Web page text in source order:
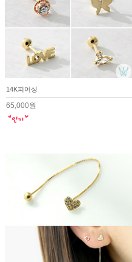
14K피어싱
65,000원